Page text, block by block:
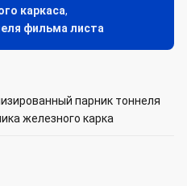
каркаса,
фильма листа
парник тоннеля
железного карка